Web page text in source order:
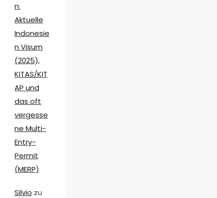
n:
Aktuelle
Indonesie
n Visum
(2025),
KITAS/KIT
AP und
das oft
vergesse
ne Multi-
Entry-
Permit
(MERP)
Silvio zu